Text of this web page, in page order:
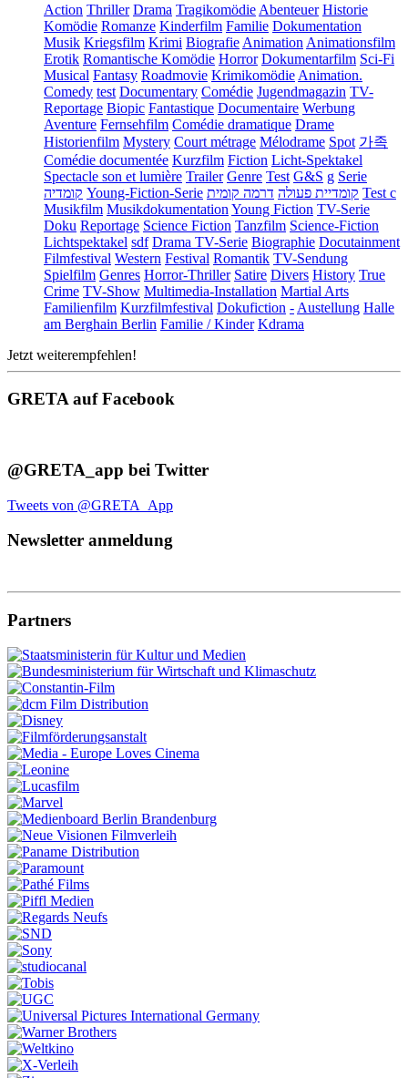
Action Thriller Drama Tragikomödie Abenteuer Historie
Komödie Romanze Kinderfilm Familie Dokumentation
Musik Kriegsfilm Krimi Biografie Animation Animationsfilm
Erotik Romantische Komödie Horror Dokumentarfilm Sci-Fi
Musical Fantasy Roadmovie Krimikomödie Animation.
Comedy test Documentary Comédie Jugendmagazin TV-
Reportage Biopic Fantastique Documentaire Werbung
Aventure Fernsehfilm Comédie dramatique Drame
Historienfilm Mystery Court métrage Mélodrame Spot 가족
Comédie documentée Kurzfilm Fiction Licht-Spektakel
Spectacle son et lumière Trailer Genre Test G&S g Serie
קומדיה Young-Fiction-Serie קומדיית פעולה דרמה קומית
Test c
Musikfilm Musikdokumentation Young Fiction TV-Serie
Doku Reportage Science Fiction Tanzfilm Science-Fiction
Lichtspektakel sdf Drama TV-Serie Biographie Docutainment
Filmfestival Western Festival Romantik TV-Sendung
Spielfilm Genres Horror-Thriller Satire Divers History True
Crime TV-Show Multimedia-Installation Martial Arts
Familienfilm Kurzfilmfestival Dokufiction - Austellung Halle
am Berghain Berlin Familie / Kinder Kdrama
Jetzt weiterempfehlen!
GRETA auf Facebook
@GRETA_app bei Twitter
Tweets von @GRETA_App
Newsletter anmeldung
Partners